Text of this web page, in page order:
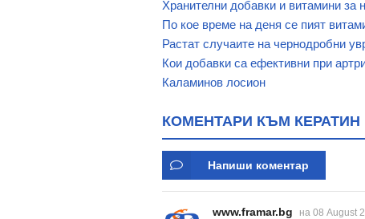
Хранителни добавки и витамини за
По кое време на деня се пият
Растат случаите на чернодробни
Кои добавки са ефективни при
Каламинов лосион
КОМЕНТАРИ КЪМ КЕРАТИН
Напиши коментар
www.framar.bg на 08 August